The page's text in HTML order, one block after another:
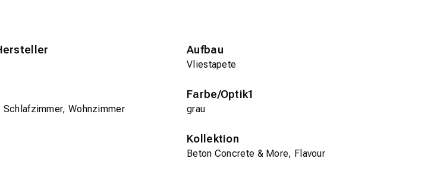
Aufbau
Vliestapete
Wohnzimmer
Farbe/Optik1
grau
Kollektion
Beton Concrete & More, Flavour